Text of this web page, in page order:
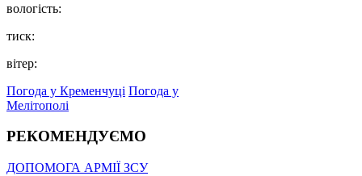
вологість:
тиск:
вітер:
Погода у Кременчуці Погода у
Мелітополі
РЕКОМЕНДУЄМО
ДОПОМОГА АРМІЇ ЗСУ